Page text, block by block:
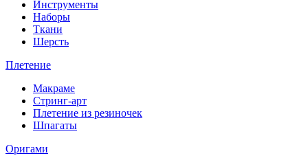
Инструменты
Наборы
Ткани
Шерсть
Плетение
Макраме
Стринг-арт
Плетение из резиночек
Шпагаты
Оригами